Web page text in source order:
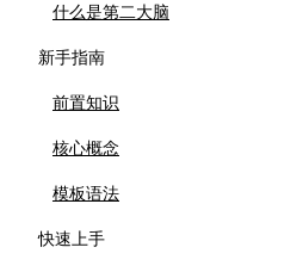
什么是第二大脑
新手指南
前置知识
核心概念
模板语法
快速上手